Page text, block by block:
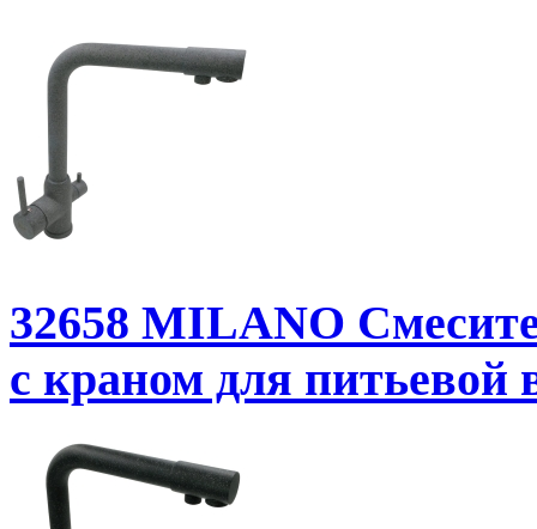
32658 MILANO
с краном для питьевой